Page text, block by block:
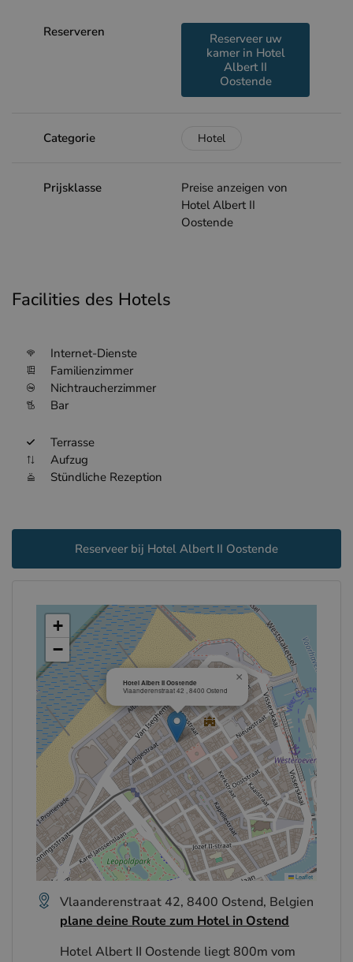
Reserveren
Reserveer uw
kamer in Hotel
Albert II
Oostende
Categorie Hotel
Prijsklasse
Preise anzeigen von
Hotel Albert II
Oostende
Facilities des Hotels
Internet-Dienste
Familienzimmer
Nichtraucherzimmer
Bar
Terrasse
Aufzug
Stündliche Rezeption
Reserveer bij Hotel Albert II Oostende
Hotel Albert II Oostende
Vlaanderenstraat 42 , 8400 Ostend
×
+
−
Leaflet
Vlaanderenstraat 42, 8400 Ostend, Belgien
plane deine Route zum Hotel in Ostend
Hotel Albert II Oostende liegt 800m vom